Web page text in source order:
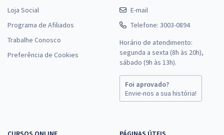
Loja Social
Programa de Afiliados
Trabalhe Conosco
Preferência de Cookies
E-mail
Telefone: 3003-0894
Horário de atendimento:
segunda a sexta (8h às 20h),
sábado (9h às 13h).
Foi aprovado?
Envie-nos a sua história!